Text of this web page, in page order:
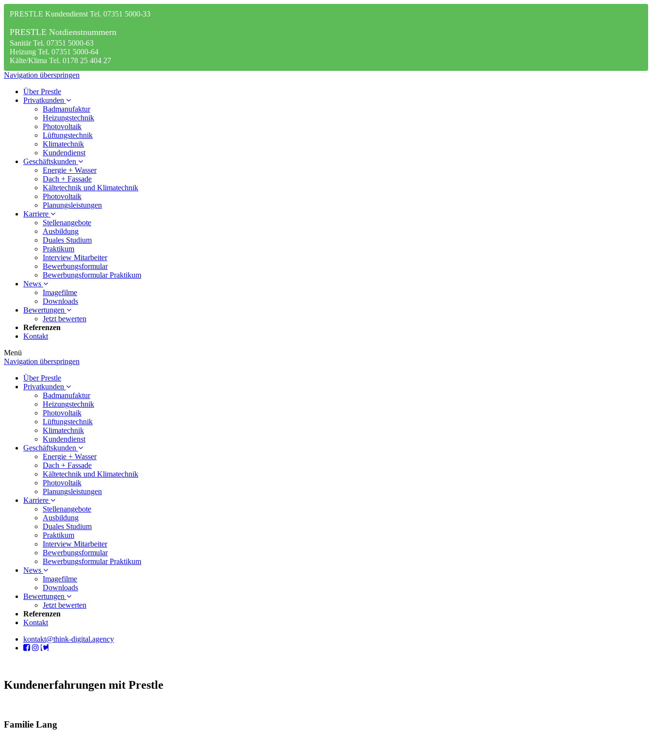
PRESTLE Kundendienst Tel. 07351 5000-33
PRESTLE Notdienstnummern
Sanitär Tel. 07351 5000-63
Heizung Tel. 07351 5000-64
Kälte/Klima Tel. 0178 25 404 27
Navigation überspringen
Über Prestle
Privatkunden
Badmanufaktur
Heizungstechnik
Photovoltaik
Lüftungstechnik
Klimatechnik
Kundendienst
Geschäftskunden
Energie + Wasser
Dach + Fassade
Kältetechnik und Klimatechnik
Photovoltaik
Planungsleistungen
Karriere
Stellenangebote
Ausbildung
Duales Studium
Praktikum
Interview Mitarbeiter
Bewerbungsformular
Bewerbungsformular Praktikum
News
Imagefilme
Downloads
Bewertungen
Jetzt bewerten
Referenzen
Kontakt
Menü
Navigation überspringen
Über Prestle
Privatkunden
Badmanufaktur
Heizungstechnik
Photovoltaik
Lüftungstechnik
Klimatechnik
Kundendienst
Geschäftskunden
Energie + Wasser
Dach + Fassade
Kältetechnik und Klimatechnik
Photovoltaik
Planungsleistungen
Karriere
Stellenangebote
Ausbildung
Duales Studium
Praktikum
Interview Mitarbeiter
Bewerbungsformular
Bewerbungsformular Praktikum
News
Imagefilme
Downloads
Bewertungen
Jetzt bewerten
Referenzen
Kontakt
kontakt@think-digital.agency
Kundenerfahrungen mit Prestle
Familie Lang